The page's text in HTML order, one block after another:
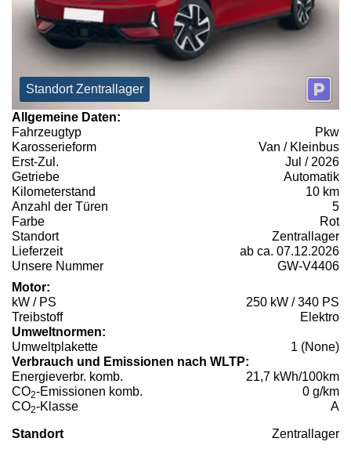
Standort Zentrallager
Allgemeine Daten:
Fahrzeugtyp
Pkw
Karosserieform
Van / Kleinbus
Erst-Zul.
Jul / 2026
Getriebe
Automatik
Kilometerstand
10 km
Anzahl der Türen
5
Farbe
Rot
Standort
Zentrallager
Lieferzeit
ab ca. 07.12.2026
Unsere Nummer
GW-V4406
Motor:
kW / PS
250 kW / 340 PS
Treibstoff
Elektro
Umweltnormen:
Umweltplakette
1 (None)
Verbrauch und Emissionen nach WLTP:
Energieverbr. komb.
21,7 kWh/100km
CO2-Emissionen komb.
0 g/km
CO2-Klasse A
Standort Zentrallager